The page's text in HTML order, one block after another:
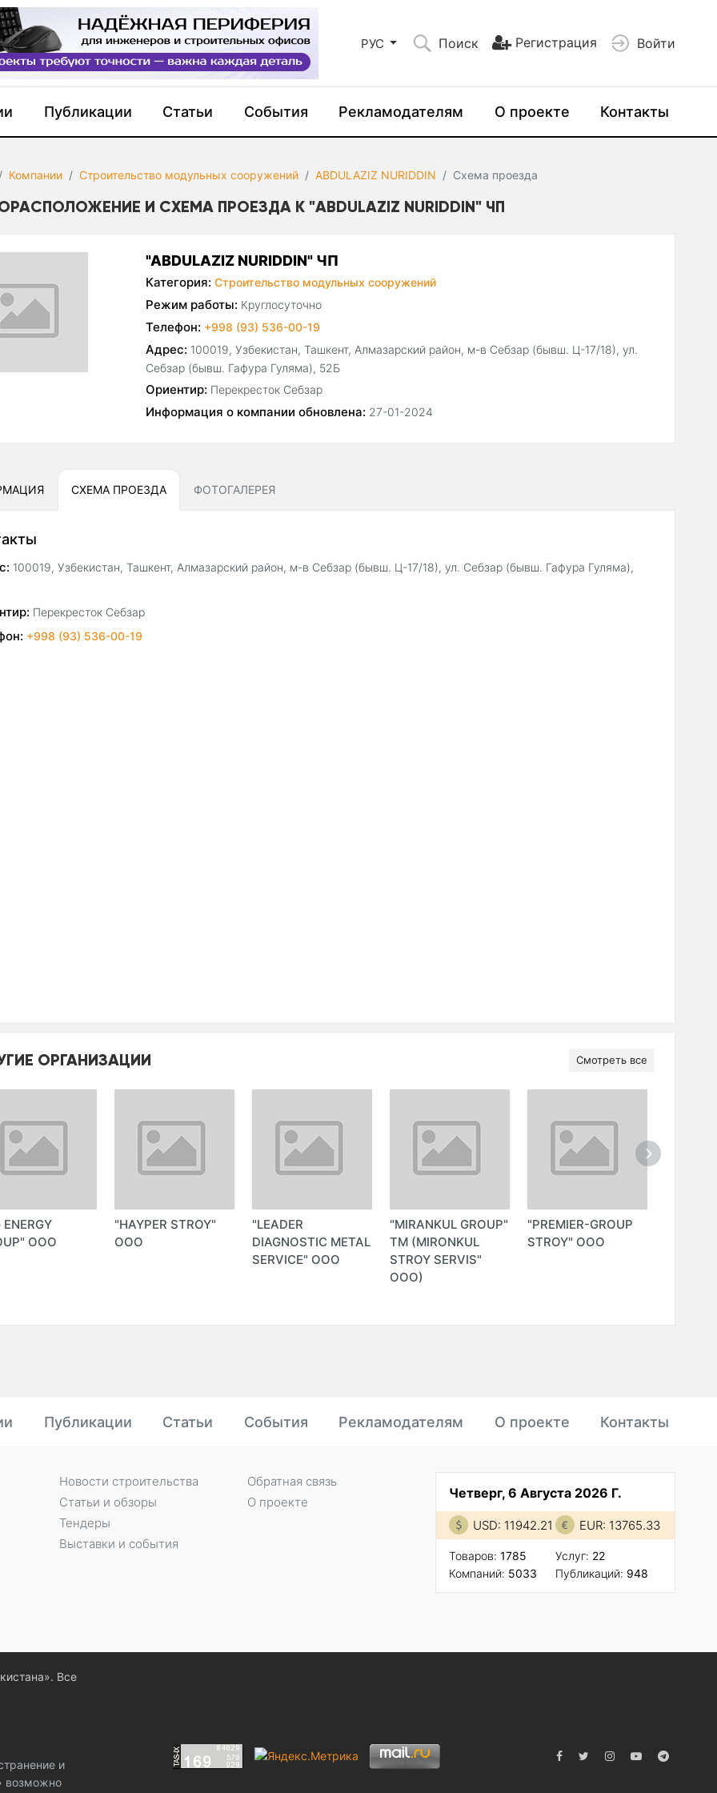
РУС Поиск Регистрация Войти
Публикации Статьи События Рекламодателям О проекте Контакты
Компании Строительство модульных сооружений ABDULAZIZ NURIDDIN Схема проезда
И СХЕМА ПРОЕЗДА К "ABDULAZIZ NURIDDIN" ЧП
"ABDULAZIZ NURIDDIN" ЧП
Категория: Строительство модульных сооружений
Режим работы: Круглосуточно
Телефон: +998 (93) 536-00-19
Адрес: 100019, Узбекистан, Ташкент, Алмазарский район, м-в Себзар (бывш. Ц-17/18), ул.
Себзар (бывш. Гафура Гуляма), 52Б
Ориентир: Перекресток Себзар
Информация о компании обновлена: 27-01-2024
СХЕМА ПРОЕЗДА ФОТОГАЛЕРЕЯ
100019, Узбекистан, Ташкент, Алмазарский район, м-в Себзар (бывш. Ц-17/18), ул. Себзар (бывш. Гафура Гуляма),
Перекресток Себзар
+998 (93) 536-00-19
ОРГАНИЗАЦИИ Смотреть все
ENERGY
ООО
"HAYPER STROY"
ООО
"LEADER
DIAGNOSTIC METAL
SERVICE" ООО
"MIRANKUL GROUP"
ТМ (MIRONKUL
STROY SERVIS"
ООО)
"PREMIER-GROUP
STROY" ООО
Публикации Статьи События Рекламодателям О проекте Контакты
Четверг, 6 Августа 2026 Г.
USD: 11942.21 EUR: 13765.33
Товаров: 1785
Компаний: 5033
Услуг: 22
Публикаций: 948
Новости строительства
Статьи и обзоры
Тендеры
Выставки и события
Обратная связь
О проекте
Все
и
возможно